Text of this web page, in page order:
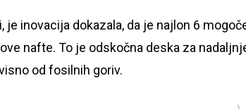
je inovacija dokazala, da je najlon 6
nafte. To je odskočna deska za
od fosilnih goriv.